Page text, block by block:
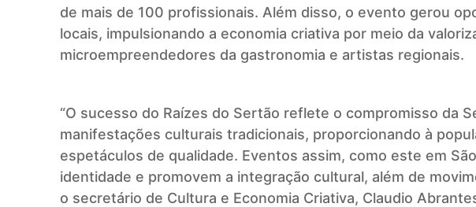
de mais de 100 profissionais. Além disso, o evento gerou
locais, impulsionando a economia criativa por meio da
microempreendedores da gastronomia e artistas regionais.
“O sucesso do Raízes do Sertão reflete o compromisso da
manifestações culturais tradicionais, proporcionando à
espetáculos de qualidade. Eventos assim, como este em
identidade e promovem a integração cultural, além de
o secretário de Cultura e Economia Criativa, Claudio